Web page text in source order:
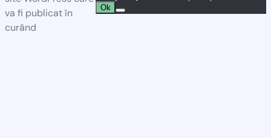
va fi publicat în
curând
Ok